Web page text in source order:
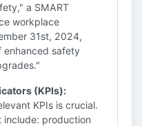
a SMART
workplace
31st, 2024,
enhanced safety
(KPIs):
KPIs is crucial.
include: production